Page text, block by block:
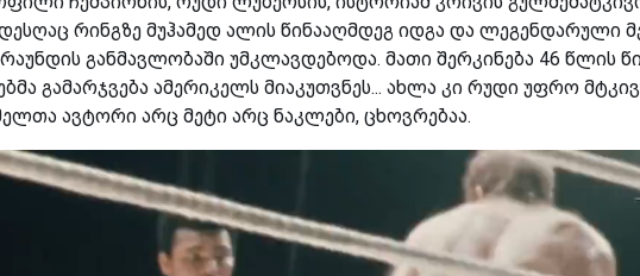
რინგზე მუჰამედ ალის წინააღმდეგ იდგა და ლეგენდარული
განმავლობაში უმკლავდებოდა. მათი შერკინება 46 წლის
გამარჯვება ამერიკელს მიაკუთვნეს... ახლა კი რუდი უფრო
ავტორი არც მეტი არც ნაკლები, ცხოვრებაა.